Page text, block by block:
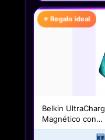
⭐ Regalo ideal
Belkin
Magnético con…